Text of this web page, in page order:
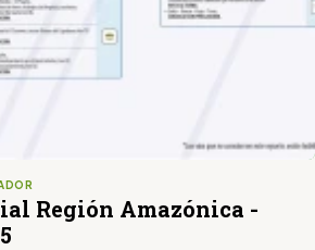
Región Amazónica -